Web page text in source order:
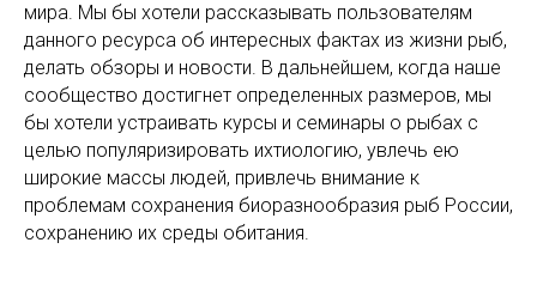
мира. Мы бы хотели рассказывать пользователям
данного ресурса об интересных фактах из жизни рыб,
делать обзоры и новости. В дальнейшем, когда наше
сообщество достигнет определенных размеров, мы
бы хотели устраивать курсы и семинары о рыбах с
целью популяризировать ихтиологию, увлечь ею
широкие массы людей, привлечь внимание к
проблемам сохранения биоразнообразия рыб России,
сохранению их среды обитания.